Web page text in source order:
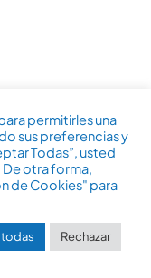
permitirles una
sus preferencias y
Todas”, usted
De otra forma,
de Cookies" para
Rechazar